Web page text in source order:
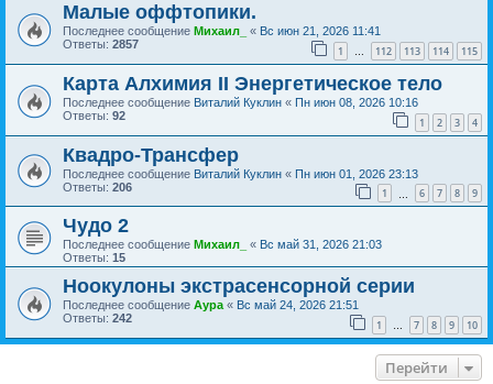
Малые оффтопики.
Последнее сообщение Михаил_ « Вс июн 21, 2026 11:41
Ответы: 2857 1 … 112 113 114 115
Карта Алхимия II Энергетическое тело
Последнее сообщение Виталий Куклин « Пн июн 08, 2026 10:16
Ответы: 92 1 2 3 4
Квадро-Трансфер
Последнее сообщение Виталий Куклин « Пн июн 01, 2026 23:13
Ответы: 206 1 6 7 8 9
Чудо 2
Последнее сообщение Михаил_ « Вс май 31, 2026 21:03
Ответы: 15
Ноокулоны экстрасенсорной серии
Последнее сообщение Аура « Вс май 24, 2026 21:51
Ответы: 242 1 … 7 8 9 10
Перейти